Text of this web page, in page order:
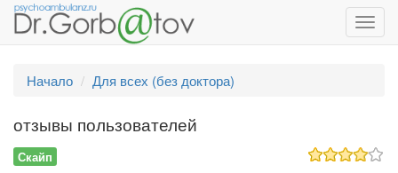
Начало
Для всех (без доктора)
отзывы пользователей
Скайп